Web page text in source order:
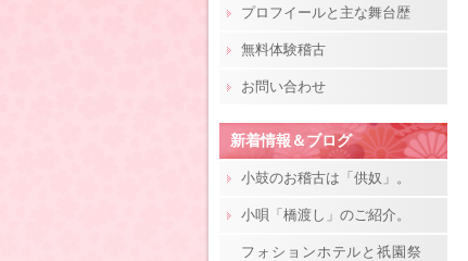
プロフイールと主な舞台歴
無料体験稽古
お問い合わせ
新着情報＆ブログ
小鼓のお稽古は「供奴」。
小唄「橋渡し」のご紹介。
フォションホテルと祇園祭